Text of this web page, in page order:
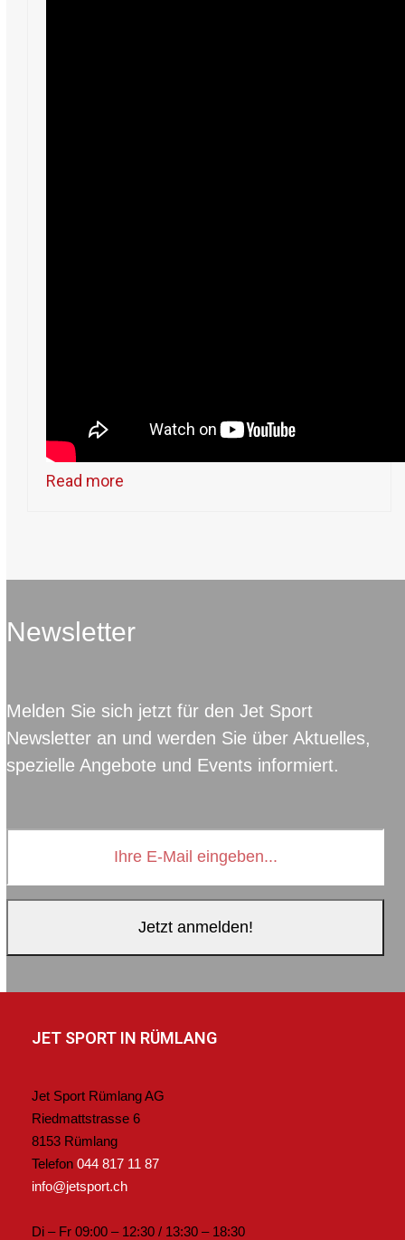
Read more
Newsletter
Melden Sie sich jetzt für den Jet Sport
Newsletter an und werden Sie über Aktuelles,
spezielle Angebote und Events informiert.
Mail
Jetzt anmelden!
JET SPORT IN RÜMLANG
Jet Sport Rümlang AG
Riedmattstrasse 6
8153 Rümlang
Telefon 044 817 11 87
info@jetsport.ch
Di – Fr 09:00 – 12:30 / 13:30 – 18:30